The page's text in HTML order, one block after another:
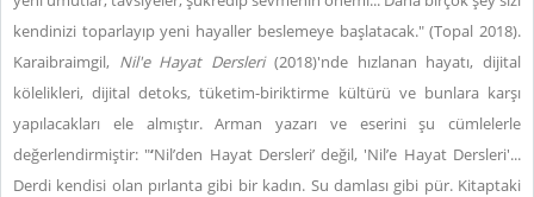
kendinizi toparlayıp yeni hayaller beslemeye başlatacak." (Topal 2018).
Karaibraimgil, Nil'e Hayat Dersleri(2018)'nde hızlanan hayatı, dijital
kölelikleri, dijital detoks, tüketim-biriktirme kültürü ve bunlara karşı
yapılacakları ele almıştır. Arman yazarı ve eserini şu cümlelerle
değerlendirmiştir: "‘Nil’den Hayat Dersleri’ değil, 'Nil’e Hayat Dersleri'...
Derdi kendisi olan pırlanta gibi bir kadın. Su damlası gibi pür. Kitaptaki